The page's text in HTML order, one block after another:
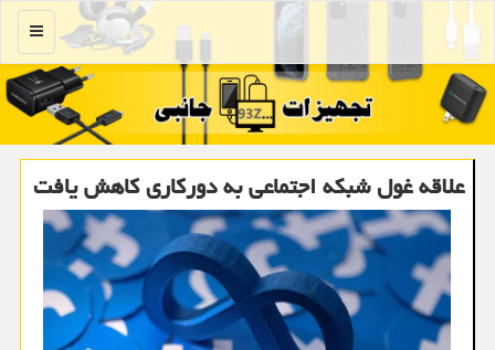
منو
علاقه غول شبکه اجتماعی به دورکاری کاهش یافت